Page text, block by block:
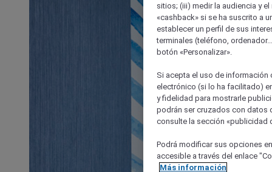
sitios; (iii) medir la audiencia y
«cashback» si se ha suscrito a
establecer un perfil de sus
terminales (teléfono,
botón «Personalizar».
Si acepta el uso de
electrónico (si lo ha facilitado)
y fidelidad para mostrarle
podrán ser cruzados con datos
consulte la sección «publicidad
Podrá modificar sus opciones
accesible a través del enlace
Más información